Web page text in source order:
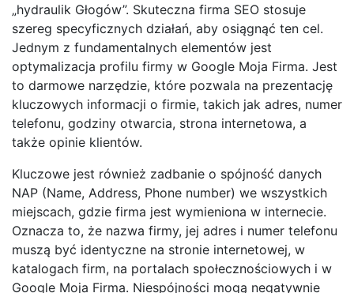
„hydraulik Głogów”. Skuteczna firma SEO stosuje
szereg specyficznych działań, aby osiągnąć ten cel.
Jednym z fundamentalnych elementów jest
optymalizacja profilu firmy w Google Moja Firma. Jest
to darmowe narzędzie, które pozwala na prezentację
kluczowych informacji o firmie, takich jak adres, numer
telefonu, godziny otwarcia, strona internetowa, a
także opinie klientów.
Kluczowe jest również zadbanie o spójność danych
NAP (Name, Address, Phone number) we wszystkich
miejscach, gdzie firma jest wymieniona w internecie.
Oznacza to, że nazwa firmy, jej adres i numer telefonu
muszą być identyczne na stronie internetowej, w
katalogach firm, na portalach społecznościowych i w
Google Moja Firma. Niespójności mogą negatywnie